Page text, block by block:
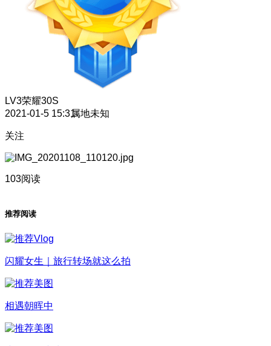
LV3荣耀30S
2021-01-5 15:31属地未知
关注
103阅读
推荐阅读
闪耀女生｜旅行转场就这么拍
相遇朝晖中